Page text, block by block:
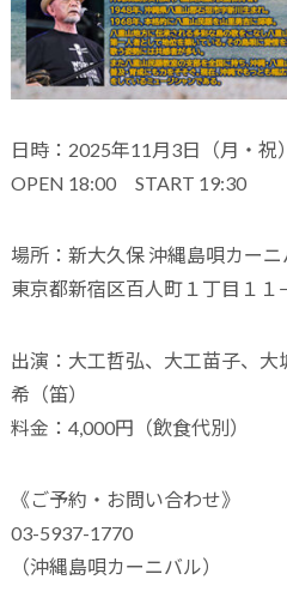
日時：2025年11月3日（月・祝）
OPEN 18:00 START 19:30
場所：新大久保 沖縄島唄カーニ
東京都新宿区百人町１丁目１１
出演：大工哲弘、大工苗子、
希（笛）
料金：4,000円（飲食代別）
《ご予約・お問い合わせ》
03-5937-1770
（沖縄島唄カーニバル）